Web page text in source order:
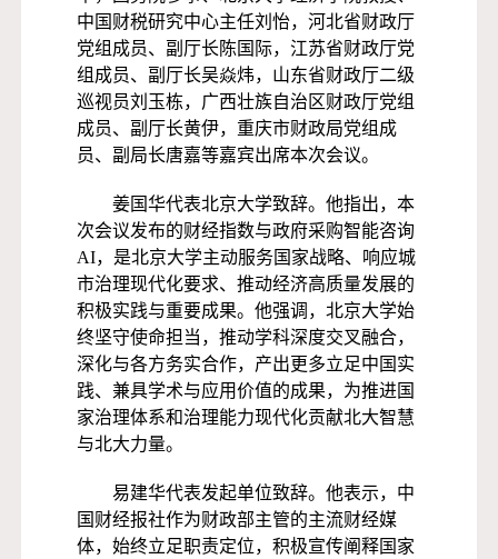
中国财税研究中心主任刘怡，河北省财政厅
党组成员、副厅长陈国际，江苏省财政厅党
组成员、副厅长吴焱炜，山东省财政厅二级
巡视员刘玉栋，广西壮族自治区财政厅党组
成员、副厅长黄伊，重庆市财政局党组成
员、副局长唐嘉等嘉宾出席本次会议。
姜国华代表北京大学致辞。他指出，本
次会议发布的财经指数与政府采购智能咨询
AI，是北京大学主动服务国家战略、响应城
市治理现代化要求、推动经济高质量发展的
积极实践与重要成果。他强调，北京大学始
终坚守使命担当，推动学科深度交叉融合，
深化与各方务实合作，产出更多立足中国实
践、兼具学术与应用价值的成果，为推进国
家治理体系和治理能力现代化贡献北大智慧
与北大力量。
易建华代表发起单位致辞。他表示，中
国财经报社作为财政部主管的主流财经媒
体，始终立足职责定位，积极宣传阐释国家